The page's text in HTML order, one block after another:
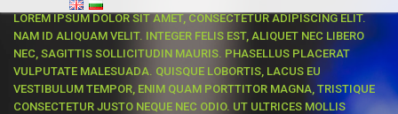
LOREM IPSUM DOLOR SIT AMET, CONSECTETUR ADIPISCING ELIT.
NAM ID ALIQUAM VELIT. INTEGER FELIS EST, ALIQUET NEC LIBERO
NEC, SAGITTIS SOLLICITUDIN MAURIS. PHASELLUS PLACERAT
VULPUTATE MALESUADA. QUISQUE LOBORTIS, LACUS EU
VESTIBULUM TEMPOR, ENIM QUAM PORTTITOR MAGNA, TRISTIQUE
CONSECTETUR JUSTO NEQUE NEC ODIO. UT ULTRICES MOLLIS